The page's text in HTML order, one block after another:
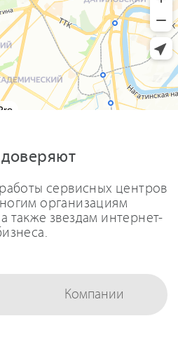
сервисных центров
организациям
также звездам интернет-
Компании